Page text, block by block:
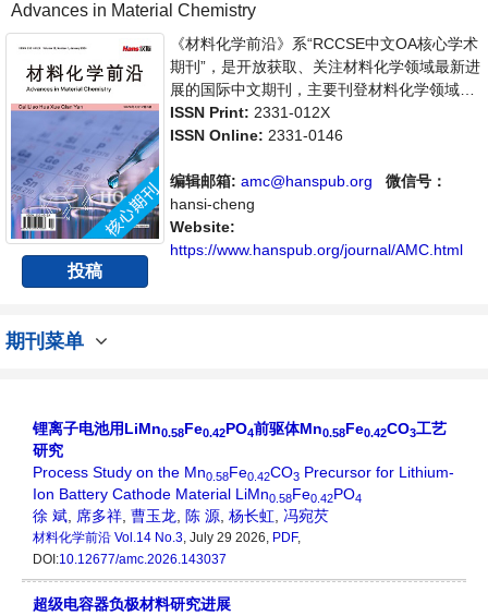
Advances in Material Chemistry
投稿
《材料化学前沿》系“RCCSE中文OA核心学术
期刊”，是开放获取、关注材料化学领域最新进
展的国际中文期刊，主要刊登材料化学领域基
础研究及应用的原始性研究成果及前沿报道、
学者讨论和专业评论等多方面的论文。本刊支
术，集学术性、思想性为一体，旨在为世界范
围内的科学家、学者、科研人员提供一个传
播、分享和讨论材料化学领域内不同方向问题
与发展的交流平台。
ISSN Print: 2331-012X
ISSN Online: 2331-0146
编辑邮箱: amc@hanspub.org
微信号：
hansi-cheng
Website:
https://www.hanspub.org/journal/AMC.html
期刊菜单
锂离子电池用LiMn0.58Fe0.42PO4前驱体Mn0.58Fe0.42CO3工艺
研究
Process Study on the Mn0.58Fe0.42CO3 Precursor for Lithium-
Ion Battery Cathode Material LiMn0.58Fe0.42PO4
徐 斌 席多祥 曹玉龙 陈 源 杨长虹 冯宛芡
材料化学前沿 Vol.14 No.3, July 29 2026, PDF,
DOI:10.12677/amc.2026.143037
超级电容器负极材料研究进展